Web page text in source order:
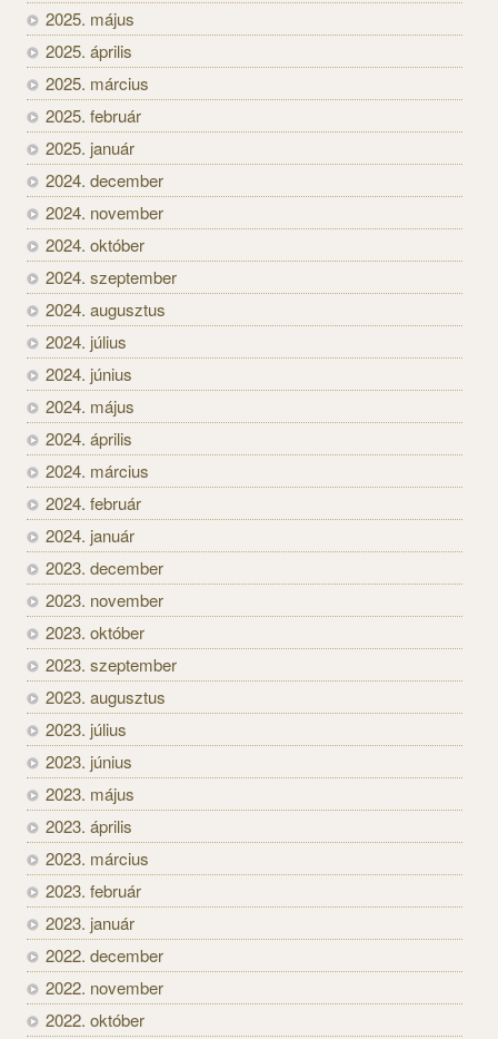
2025. május
2025. április
2025. március
2025. február
2025. január
2024. december
2024. november
2024. október
2024. szeptember
2024. augusztus
2024. július
2024. június
2024. május
2024. április
2024. március
2024. február
2024. január
2023. december
2023. november
2023. október
2023. szeptember
2023. augusztus
2023. július
2023. június
2023. május
2023. április
2023. március
2023. február
2023. január
2022. december
2022. november
2022. október